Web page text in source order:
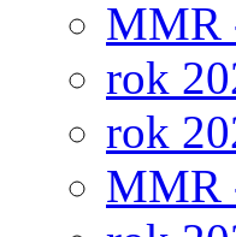
MMR
rok
rok
MMR